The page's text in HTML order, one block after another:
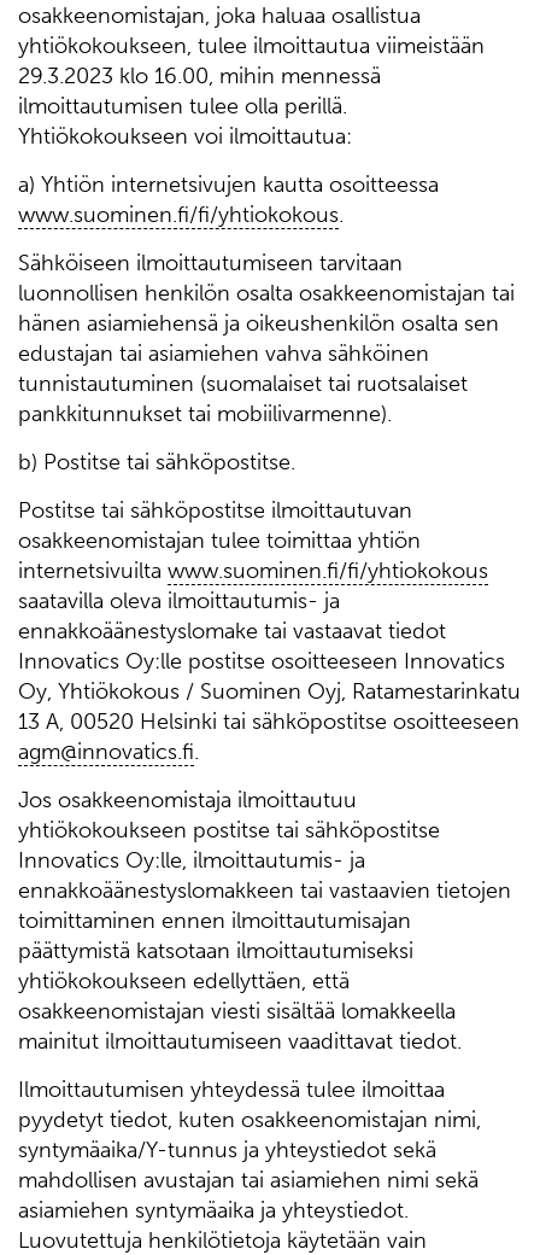
osakkeenomistajan, joka haluaa osallistua
yhtiökokoukseen, tulee ilmoittautua viimeistään
29.3.2023 klo 16.00, mihin mennessä
ilmoittautumisen tulee olla perillä.
Yhtiökokoukseen voi ilmoittautua:
a) Yhtiön internetsivujen kautta osoitteessa
www.suominen.fi/fi/yhtiokokous.
Sähköiseen ilmoittautumiseen tarvitaan
luonnollisen henkilön osalta osakkeenomistajan tai
hänen asiamiehensä ja oikeushenkilön osalta sen
edustajan tai asiamiehen vahva sähköinen
tunnistautuminen (suomalaiset tai ruotsalaiset
pankkitunnukset tai mobiilivarmenne).
b) Postitse tai sähköpostitse.
Postitse tai sähköpostitse ilmoittautuvan
osakkeenomistajan tulee toimittaa yhtiön
internetsivuilta www.suominen.fi/fi/yhtiokokous
saatavilla oleva ilmoittautumis- ja
ennakkoäänestyslomake tai vastaavat tiedot
Innovatics Oy:lle postitse osoitteeseen Innovatics
Oy, Yhtiökokous / Suominen Oyj, Ratamestarinkatu
13 A, 00520 Helsinki tai sähköpostitse osoitteeseen
agm@innovatics.fi.
Jos osakkeenomistaja ilmoittautuu
yhtiökokoukseen postitse tai sähköpostitse
Innovatics Oy:lle, ilmoittautumis- ja
ennakkoäänestyslomakkeen tai vastaavien tietojen
toimittaminen ennen ilmoittautumisajan
päättymistä katsotaan ilmoittautumiseksi
yhtiökokoukseen edellyttäen, että
osakkeenomistajan viesti sisältää lomakkeella
mainitut ilmoittautumiseen vaadittavat tiedot.
Ilmoittautumisen yhteydessä tulee ilmoittaa
pyydetyt tiedot, kuten osakkeenomistajan nimi,
syntymäaika/Y-tunnus ja yhteystiedot sekä
mahdollisen avustajan tai asiamiehen nimi sekä
asiamiehen syntymäaika ja yhteystiedot.
Luovutettuja henkilötietoja käytetään vain